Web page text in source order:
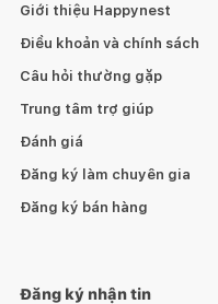
Giới thiệu Happynest
Điều khoản và chính sách
Câu hỏi thường gặp
Trung tâm trợ giúp
Đánh giá
Đăng ký làm chuyên gia
Đăng ký bán hàng
Đăng ký nhận tin